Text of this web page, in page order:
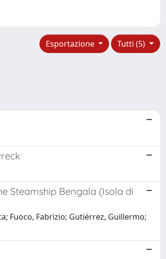
Tutti (5)
Esportazione
Steamship Bengala (Isola di
Fuoco, Fabrizio; Gutiérrez, Guillermo;